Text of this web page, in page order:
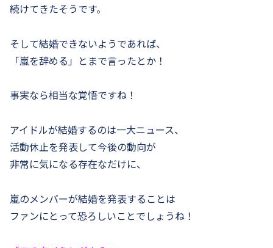
続けてきたそうです。
そして結婚できないようであれば、
「嵐を辞める」とまで言ったとか！
事実なら相当な覚悟ですね！
アイドルが結婚するのは一大ニュース、
活動休止を発表して今後の動向が
非常に気になる存在なだけに、
嵐のメンバーが結婚を発表することは
ファンにとって恐ろしいことでしょうね！